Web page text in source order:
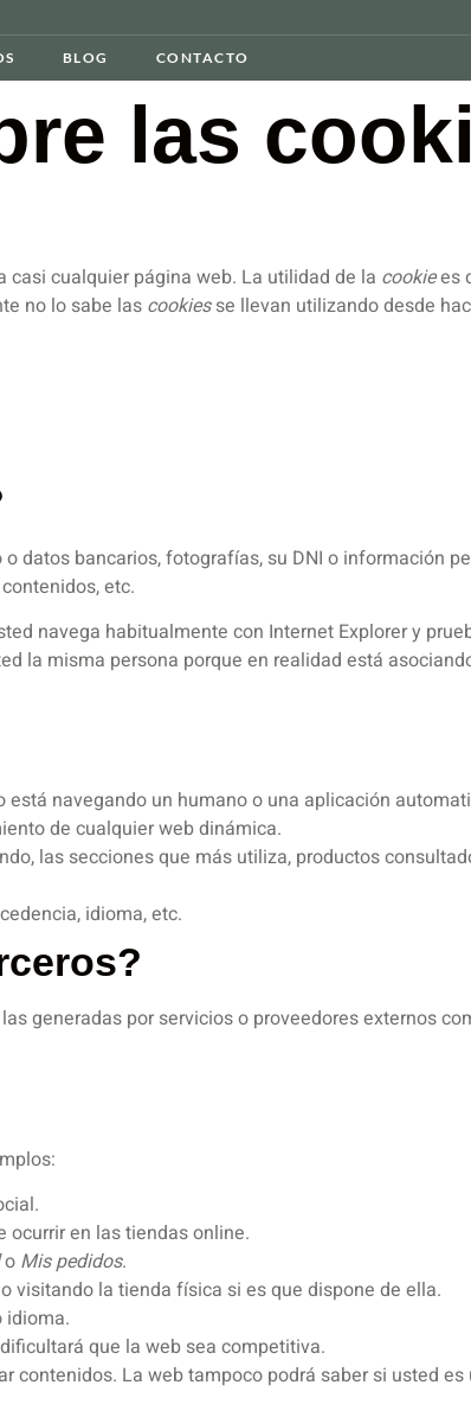
BLOG CONTACTO
las
cualquier página web. La utilidad de la cookiees
no lo sabe las cookiesse llevan utilizando desde
bancarios, fotografías, su DNI o información
etc.
navega habitualmente con Internet Explorer y
la misma persona porque en realidad está
navegando un humano o una aplicación
de cualquier web dinámica.
las secciones que más utiliza, productos
idioma, etc.
generadas por servicios o proveedores externos
ocurrir en las tiendas online.
o Mis pedidos.
visitando la tienda física si es que dispone de ella.
idioma.
que la web sea competitiva.
contenidos. La web tampoco podrá saber si usted